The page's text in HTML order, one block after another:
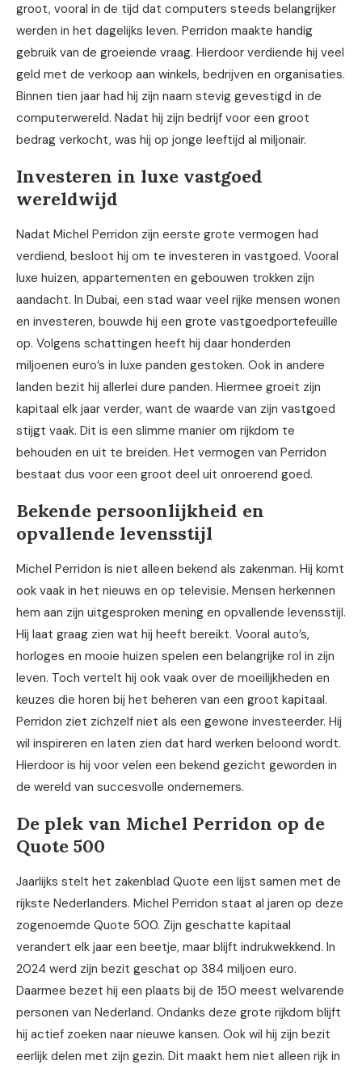
groot, vooral in de tijd dat computers steeds belangrijker
werden in het dagelijks leven. Perridon maakte handig
gebruik van de groeiende vraag. Hierdoor verdiende hij veel
geld met de verkoop aan winkels, bedrijven en organisaties.
Binnen tien jaar had hij zijn naam stevig gevestigd in de
computerwereld. Nadat hij zijn bedrijf voor een groot
bedrag verkocht, was hij op jonge leeftijd al miljonair.
Investeren in luxe vastgoed
wereldwijd
Nadat Michel Perridon zijn eerste grote vermogen had
verdiend, besloot hij om te investeren in vastgoed. Vooral
luxe huizen, appartementen en gebouwen trokken zijn
aandacht. In Dubai, een stad waar veel rijke mensen wonen
en investeren, bouwde hij een grote vastgoedportefeuille
op. Volgens schattingen heeft hij daar honderden
miljoenen euro’s in luxe panden gestoken. Ook in andere
landen bezit hij allerlei dure panden. Hiermee groeit zijn
kapitaal elk jaar verder, want de waarde van zijn vastgoed
stijgt vaak. Dit is een slimme manier om rijkdom te
behouden en uit te breiden. Het vermogen van Perridon
bestaat dus voor een groot deel uit onroerend goed.
Bekende persoonlijkheid en
opvallende levensstijl
Michel Perridon is niet alleen bekend als zakenman. Hij komt
ook vaak in het nieuws en op televisie. Mensen herkennen
hem aan zijn uitgesproken mening en opvallende levensstijl.
Hij laat graag zien wat hij heeft bereikt. Vooral auto’s,
horloges en mooie huizen spelen een belangrijke rol in zijn
leven. Toch vertelt hij ook vaak over de moeilijkheden en
keuzes die horen bij het beheren van een groot kapitaal.
Perridon ziet zichzelf niet als een gewone investeerder. Hij
wil inspireren en laten zien dat hard werken beloond wordt.
Hierdoor is hij voor velen een bekend gezicht geworden in
de wereld van succesvolle ondernemers.
De plek van Michel Perridon op de
Quote 500
Jaarlijks stelt het zakenblad Quote een lijst samen met de
rijkste Nederlanders. Michel Perridon staat al jaren op deze
zogenoemde Quote 500. Zijn geschatte kapitaal
verandert elk jaar een beetje, maar blijft indrukwekkend. In
2024 werd zijn bezit geschat op 384 miljoen euro.
Daarmee bezet hij een plaats bij de 150 meest welvarende
personen van Nederland. Ondanks deze grote rijkdom blijft
hij actief zoeken naar nieuwe kansen. Ook wil hij zijn bezit
eerlijk delen met zijn gezin. Dit maakt hem niet alleen rijk in